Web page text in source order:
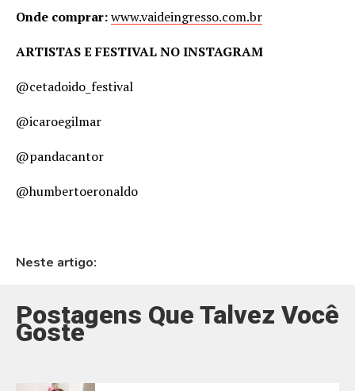
Onde comprar:www.vaideingresso.com.br
ARTISTAS E FESTIVAL NO INSTAGRAM
@cetadoido_festival
@icaroegilmar
@pandacantor
@humbertoeronaldo
Neste artigo:
Postagens Que Talvez Você
Goste